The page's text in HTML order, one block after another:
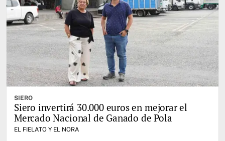
SIERO
Siero invertirá 30.000 euros en mejorar el
Mercado Nacional de Ganado de Pola
EL FIELATO Y EL NORA